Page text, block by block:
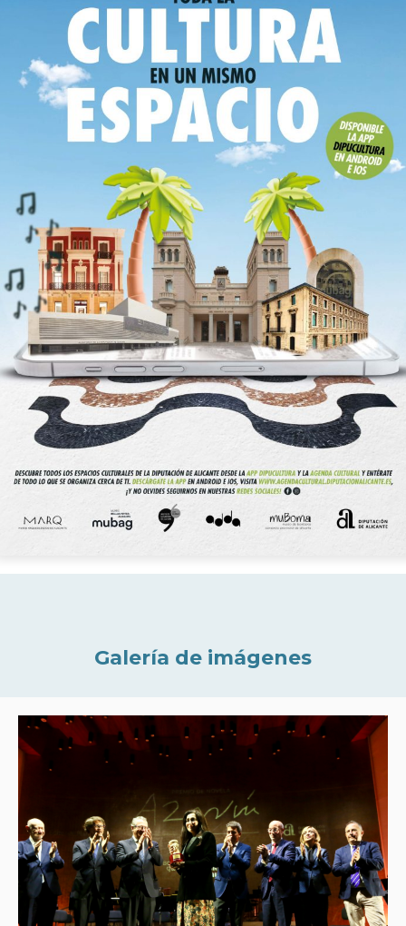
Galería de imágenes